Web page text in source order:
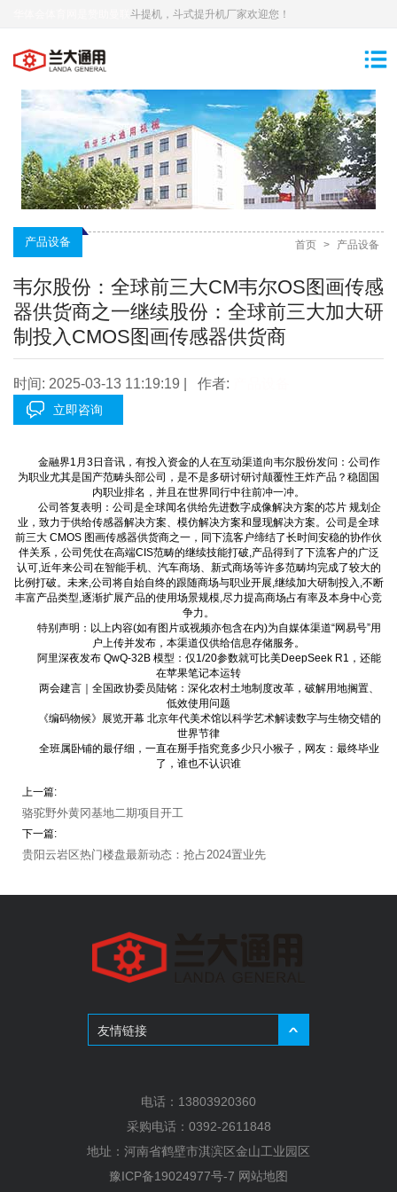
斗提机，斗式提升机厂家欢迎您！
产品设备 首页 > 产品设备
韦尔股份：全球前三大CM韦尔OS图画传感
器供货商之一继续股份：全球前三大加大研
制投入CMOS图画传感器供货商
时间: 2025-03-13 11:19:19 | 作者:
立即咨询
金融界1月3日音讯，有投入资金的人在互动渠道向韦尔股份发问：公司作
为职业尤其是国产范畴头部公司，是不是多研讨研讨颠覆性王炸产品？稳固国
内职业排名，并且在世界同行中往前冲一冲。
公司答复表明：公司是全球闻名供给先进数字成像解决方案的芯片 规划企
业，致力于供给传感器解决方案、模仿解决方案和显现解决方案。公司是全球
前三大 CMOS 图画传感器供货商之一，同下流客户缔结了长时间安稳的协作伙
伴关系，公司凭仗在高端CIS范畴的继续技能打破,产品得到了下流客户的广泛
认可,近年来公司在智能手机、汽车商场、新式商场等许多范畴均完成了较大的
比例打破。未来,公司将自始自终的跟随商场与职业开展,继续加大研制投入,不断
丰富产品类型,逐渐扩展产品的使用场景规模,尽力提高商场占有率及本身中心竞
争力。
特别声明：以上内容(如有图片或视频亦包含在内)为自媒体渠道“网易号”用
户上传并发布，本渠道仅供给信息存储服务。
阿里深夜发布 QwQ-32B 模型：仅1/20参数就可比美DeepSeek R1，还能
在苹果笔记本运转
两会建言｜全国政协委员陆铭：深化农村土地制度改革，破解用地搁置、
低效使用问题
《编码物候》展览开幕 北京年代美术馆以科学艺术解读数字与生物交错的
世界节律
全班属卧铺的最仔细，一直在掰手指究竟多少只小猴子，网友：最终毕业
了，谁也不认识谁
上一篇:
骆驼野外黄冈基地二期项目开工
下一篇:
贵阳云岩区热门楼盘最新动态：抢占2024置业先
友情链接
电话： 13803920360
采购电话： 0392-2611848
地址： 河南省鹤壁市淇滨区金山工业园区
豫ICP备19024977号-7 网站地图